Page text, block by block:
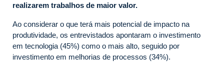
realizarem trabalhos de maior valor.
Ao considerar o que terá mais potencial de impacto na
produtividade, os entrevistados apontaram o investimento
em tecnologia (45%) como o mais alto, seguido por
investimento em melhorias de processos (34%).